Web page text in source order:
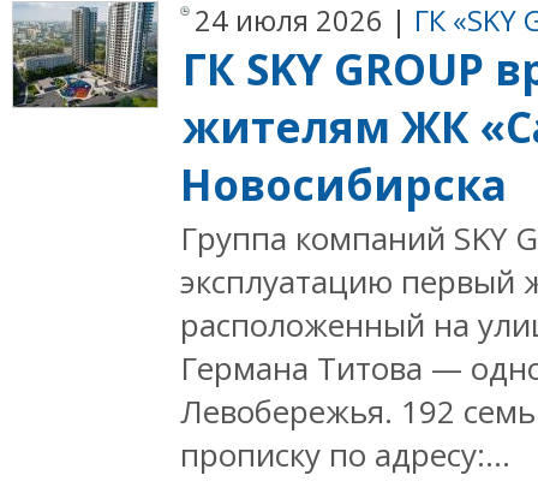
24 июля 2026 | ГК «SKY
ГК SKY
жителям ЖК
Новосибирска
Группа компаний SKY
эксплуатацию первый
расположенный на
Германа Титова —
Левобережья. 192
прописку по адресу:...